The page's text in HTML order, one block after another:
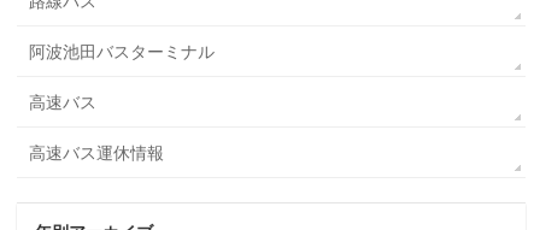
阿波池田バスターミナル
高速バス
高速バス運休情報